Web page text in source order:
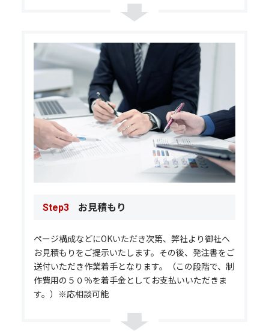
Step3 お見積もり
ページ構成などにOKいただき次第、弊社より御社へ
お見積もりをご提示いたします。その後、発注書をご
送付いただき作業着手となります。（この段階で、制
作費用の５０％を着手金としてお支払いいただきま
す。）※応相談可能